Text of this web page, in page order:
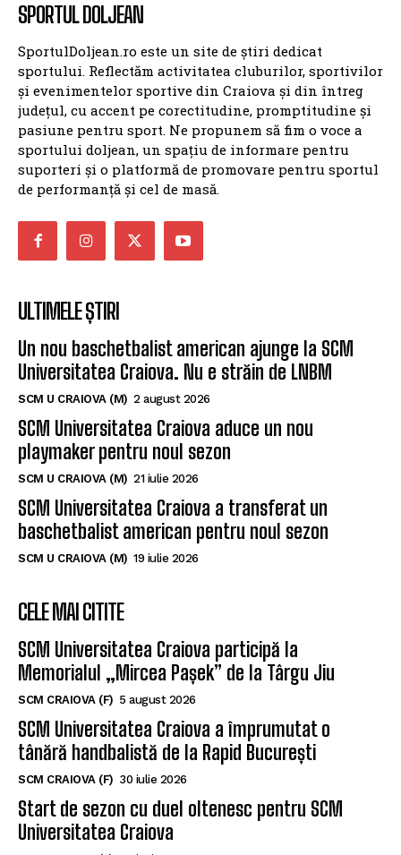
SPORTUL DOLJEAN
SportulDoljean.ro este un site de știri dedicat
sportului. Reflectăm activitatea cluburilor, sportivilor
și evenimentelor sportive din Craiova și din întreg
județul, cu accent pe corectitudine, promptitudine și
pasiune pentru sport. Ne propunem să fim o voce a
sportului doljean, un spațiu de informare pentru
suporteri și o platformă de promovare pentru sportul
de performanță și cel de masă.
ULTIMELE ȘTIRI
Un nou baschetbalist american ajunge la SCM
Universitatea Craiova. Nu e străin de LNBM
SCM U CRAIOVA (M) 2 august 2026
SCM Universitatea Craiova aduce un nou
playmaker pentru noul sezon
SCM U CRAIOVA (M) 21 iulie 2026
SCM Universitatea Craiova a transferat un
baschetbalist american pentru noul sezon
SCM U CRAIOVA (M) 19 iulie 2026
CELE MAI CITITE
SCM Universitatea Craiova participă la
Memorialul „Mircea Pașek” de la Târgu Jiu
SCM CRAIOVA (F) 5 august 2026
SCM Universitatea Craiova a împrumutat o
tânără handbalistă de la Rapid București
SCM CRAIOVA (F) 30 iulie 2026
Start de sezon cu duel oltenesc pentru SCM
Universitatea Craiova